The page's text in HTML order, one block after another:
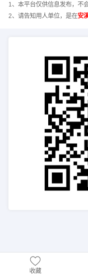
1、本平台仅供信息发布，不
2、请告知用人单位，是在安
收藏